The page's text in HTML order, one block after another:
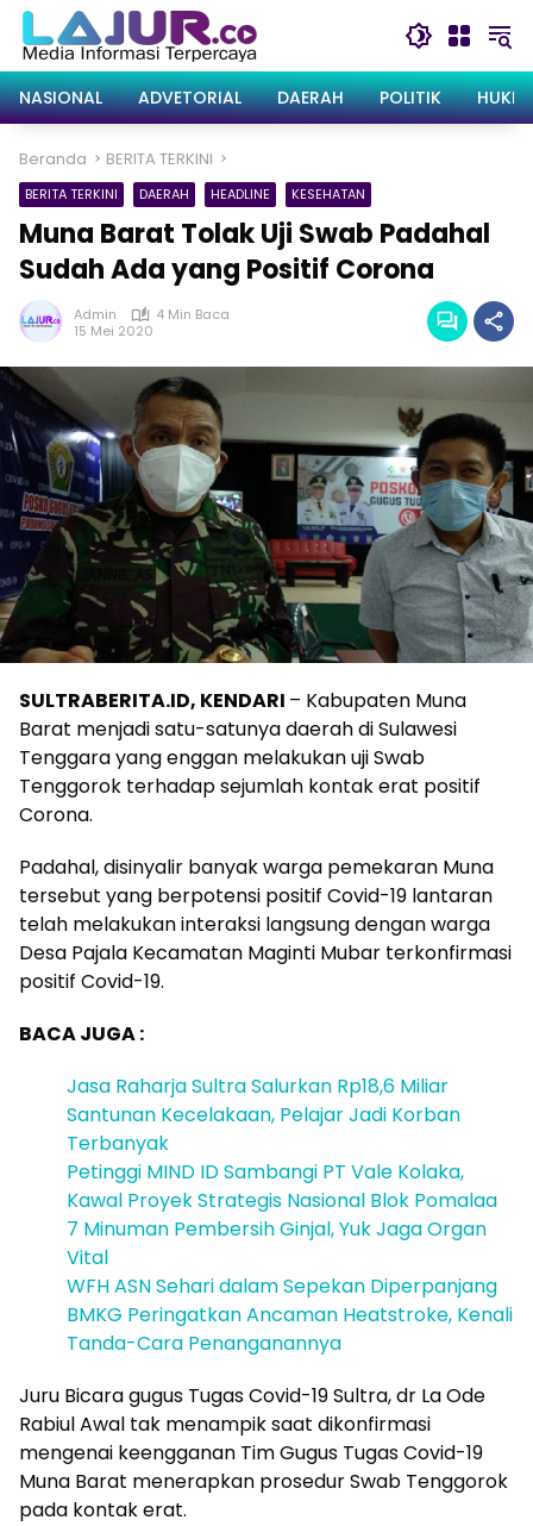
Langsung
konten
NASIONAL
ADVETORIAL DAERAH POLITIK
Beranda BERITA TERKINI
BERITA TERKINI DAERAH HEADLINE KESEHATAN
Muna Barat Tolak Uji Swab Padahal
Sudah Ada yang Positif Corona
Admin
4 Min Baca
15 Mei 2020
SULTRABERITA.ID, KENDARI – Kabupaten Muna
Barat menjadi satu-satunya daerah di Sulawesi
Tenggara yang enggan melakukan uji Swab
Tenggorok terhadap sejumlah kontak erat positif
Corona.
Padahal, disinyalir banyak warga pemekaran Muna
tersebut yang berpotensi positif Covid-19 lantaran
telah melakukan interaksi langsung dengan warga
Desa Pajala Kecamatan Maginti Mubar terkonfirmasi
positif Covid-19.
BACA JUGA :
Jasa Raharja Sultra Salurkan Rp18,6 Miliar
Santunan Kecelakaan, Pelajar Jadi Korban
Terbanyak
Petinggi MIND ID Sambangi PT Vale Kolaka,
Kawal Proyek Strategis Nasional Blok Pomalaa
7 Minuman Pembersih Ginjal, Yuk Jaga Organ
Vital
WFH ASN Sehari dalam Sepekan Diperpanjang
BMKG Peringatkan Ancaman Heatstroke, Kenali
Tanda-Cara Penanganannya
Juru Bicara gugus Tugas Covid-19 Sultra, dr La Ode
Rabiul Awal tak menampik saat dikonfirmasi
mengenai keengganan Tim Gugus Tugas Covid-19
Muna Barat menerapkan prosedur Swab Tenggorok
pada kontak erat.